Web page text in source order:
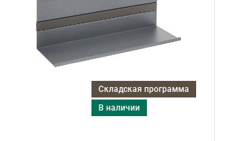
Складская программа
в наличии